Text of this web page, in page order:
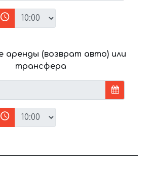
аренды (возврат авто) или
трансфера